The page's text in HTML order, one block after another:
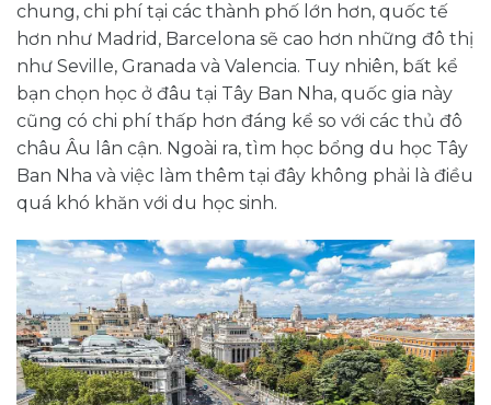
chung, chi phí tại các thành phố lớn hơn, quốc tế
hơn như Madrid, Barcelona sẽ cao hơn những đô thị
như Seville, Granada và Valencia. Tuy nhiên, bất kể
bạn chọn học ở đâu tại Tây Ban Nha, quốc gia này
cũng có chi phí thấp hơn đáng kể so với các thủ đô
châu Âu lân cận. Ngoài ra, tìm học bổng du học Tây
Ban Nha và việc làm thêm tại đây không phải là điều
quá khó khăn với du học sinh.